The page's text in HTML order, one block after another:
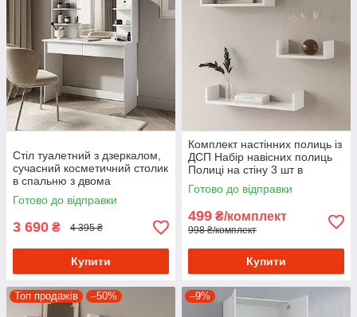
Стіл туалетний з дзеркалом,
сучасний косметичний столик
в спальню з двома
висувними ящиками Білий
Готово до відправки
3 690 ₴ 4 395 ₴
Купити
Комплект настінних полиць із
ДСП Набір навісних полиць
Полиці на стіну 3 шт в
комплекті оригінальні Білий
Готово до відправки
499 ₴/комплект
998 ₴/комплект
Купити
Топ продажів –50% –9%